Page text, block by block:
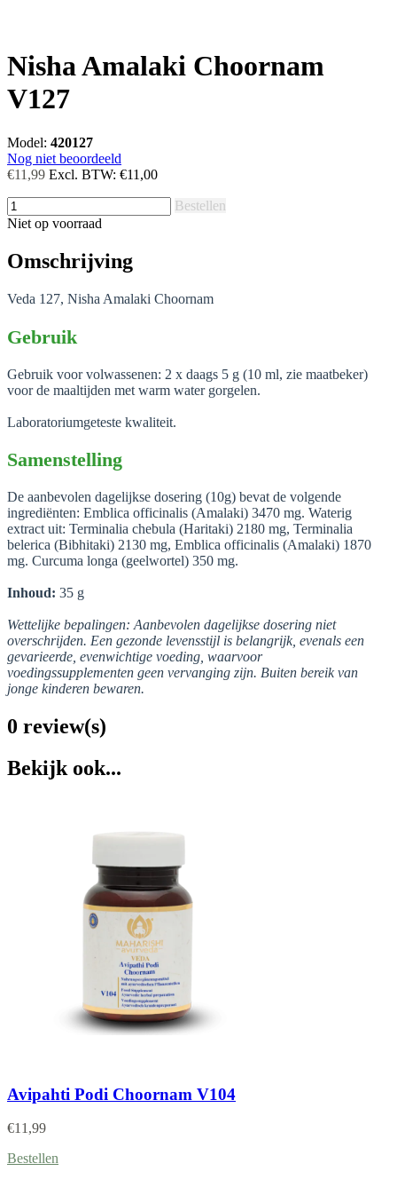
Nisha Amalaki Choornam
V127
Model: 420127
Nog niet beoordeeld
€11,99 Excl. BTW: €11,00
Bestellen
Niet op voorraad
Omschrijving
Veda 127, Nisha Amalaki Choornam
Gebruik
Gebruik voor volwassenen: 2 x daags 5 g (10 ml, zie maatbeker)
voor de maaltijden met warm water gorgelen.
Laboratoriumgeteste kwaliteit.
Samenstelling
De aanbevolen dagelijkse dosering (10g) bevat de volgende
ingrediënten: Emblica officinalis (Amalaki) 3470 mg. Waterig
extract uit: Terminalia chebula (Haritaki) 2180 mg, Terminalia
belerica (Bibhitaki) 2130 mg, Emblica officinalis (Amalaki) 1870
mg. Curcuma longa (geelwortel) 350 mg.
Inhoud: 35 g
Wettelijke bepalingen: Aanbevolen dagelijkse dosering niet
overschrijden. Een gezonde levensstijl is belangrijk, evenals een
gevarieerde, evenwichtige voeding, waarvoor
voedingssupplementen geen vervanging zijn. Buiten bereik van
jonge kinderen bewaren.
0 review(s)
Bekijk ook...
Avipahti Podi Choornam V104
€11,99
Bestellen